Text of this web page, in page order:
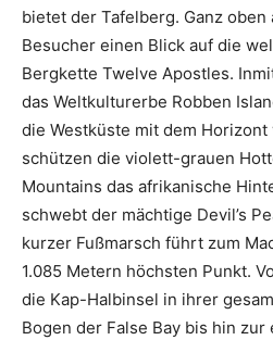
bietet der Tafelberg. Ganz
Besucher einen Blick auf die
Bergkette Twelve Apostles.
das Weltkulturerbe Robben
die Westküste mit dem
schützen die violett-grauen
Mountains das afrikanische
schwebt der mächtige Devil’s
kurzer Fußmarsch führt zum
1.085 Metern höchsten Punkt.
die Kap-Halbinsel in ihrer
Bogen der False Bay bis hin